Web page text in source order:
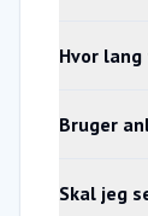
Hvor
Bruger
Skal jeg